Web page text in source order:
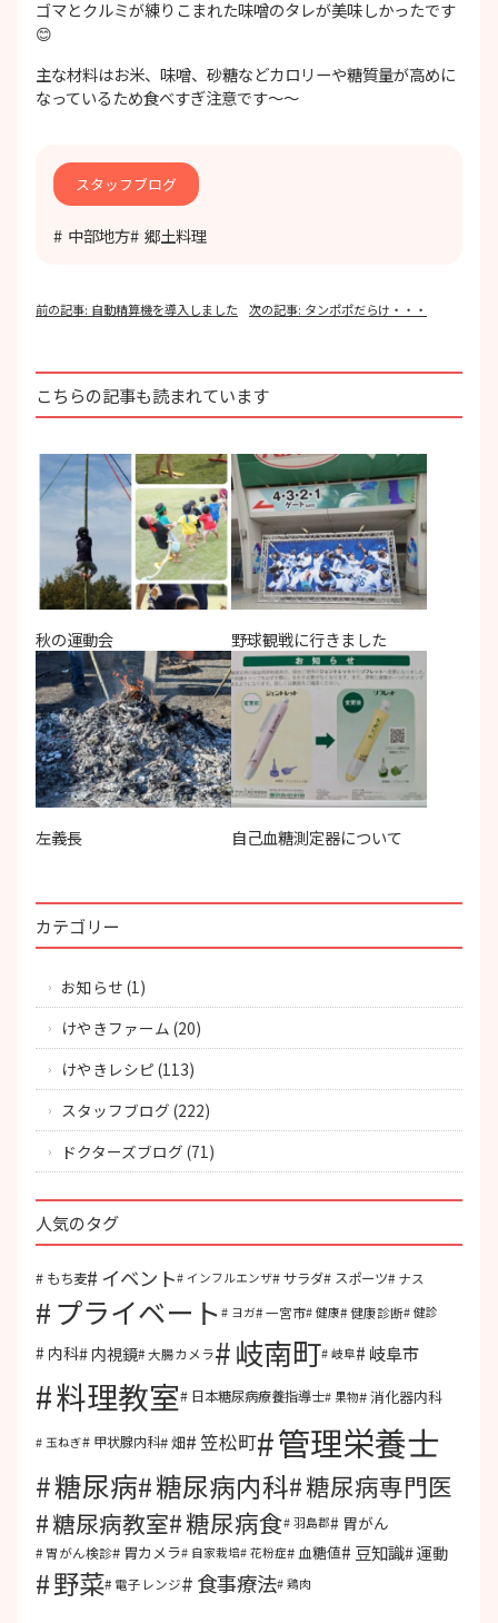
ゴマとクルミが練りこまれた味噌のタレが美味しかったです
😊
主な材料はお米、味噌、砂糖などカロリーや糖質量が高めに
なっているため食べすぎ注意です～～
スタッフブログ
中部地方 郷土料理
投
ゲ
ー
シ
ン
前の記事: 自動精算機を導入しました 次の記事: タンポポだらけ・・・
こちらの記事も読まれています
秋の運動会 野球観戦に行きました
左義長 自己血糖測定器について
カテゴリー
お知らせ (1)
けやきファーム (20)
けやきレシピ (113)
スタッフブログ (222)
ドクターズブログ (71)
人気のタグ
もち麦 イベント インフルエンザ サラダ スポーツ ナス
プライベート ヨガ 一宮市 健康 健康診断 健診
内科 内視鏡 大腸カメラ 岐南町 岐阜 岐阜市
料理教室 日本糖尿病療養指導士 果物 消化器内科
玉ねぎ 甲状腺内科 畑 笠松町 管理栄養士
糖尿病 糖尿病内科 糖尿病専門医
糖尿病教室 糖尿病食 羽島郡 胃がん
胃がん検診 胃カメラ 自家栽培 花粉症 血糖値 豆知識 運動
野菜 電子レンジ 食事療法 鶏肉